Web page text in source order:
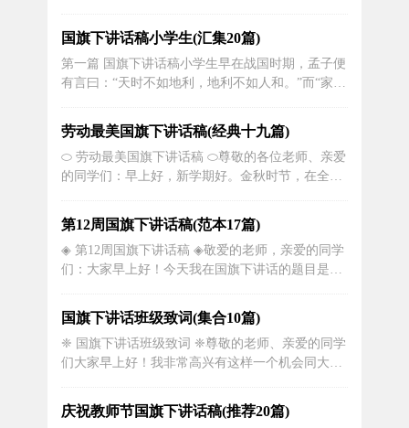
将悄然而至，大家准备好了吗？对于初一、高一年
级的同学来说，这次考试是初中、高中阶段的第一
次大型测试，将在很大程度上奠定每一位同学初
中、高中三年学习的基调。不仅如此，这...
国旗下讲话稿小学生(汇集20篇)
第一篇 国旗下讲话稿小学生早在战国时期，孟子便
有言曰：“天时不如地利，地利不如人和。”而“家和
益激烈的竞争环境，促进社会和谐发展，将是无可
回避，至关重要的一环。中共中央在--届六中全会
上所一再强调的，是对和谐社会，和谐世界的建
设，而与我们的生活紧密联...
劳动最美国旗下讲话稿(经典十九篇)
⬭ 劳动最美国旗下讲话稿 ⬭尊敬的各位老师、亲爱
的同学们：早上好，新学期好。金秋时节，在全国
年”的特别日子里，我们迎来了新学年的第一天。首
先，请允许我代表北京外国语大学、代表北外附
校，热烈欢迎高一220名新同学、初一280名新同学
以及新加盟我校的...
第12周国旗下讲话稿(范本17篇)
◈ 第12周国旗下讲话稿 ◈敬爱的老师，亲爱的同学
们：大家早上好！今天我在国旗下讲话的题目是
经常会这样说，明天会更好，是的，明天是美好
的，明天不会从天上掉下来，是要靠我们的智慧、
勤劳和刻苦。只有今天的努力才能换来明天的美
好。钱鹤滩曾写过一首《明日...
国旗下讲话班级致词(集合10篇)
❈ 国旗下讲话班级致词 ❈尊敬的老师、亲爱的同学
们大家早上好！我非常高兴有这样一个机会同大家
励，满怀豪情奔未来；寄语老师们：学识敦厚，乐
观豁达育桃李。同学们，我们正值青春年少，雄姿
庆祝教师节国旗下讲话稿(推荐20篇)